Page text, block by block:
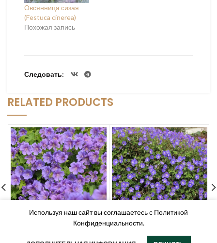
Овсянница сизая
(Festuca cinerea)
Похожая запись
Следовать
RELATED PRODUCTS
Используя наш сайт вы соглашаетесь с Политикой
Конфиденциальности.